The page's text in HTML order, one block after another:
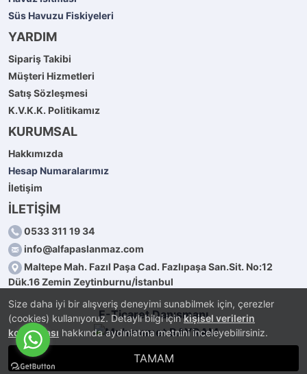
Size daha iyi bir alışveriş deneyimi sunabilmek için, çerezler
(cookies) kullanıyoruz. Detaylı bilgi içinkişisel verilerin
korunması hakkında aydınlatma metnini inceleyebilirsiniz.
TAMAM
Süs Havuzu Fiskiyeleri
YARDIM
Sipariş Takibi
Müşteri Hizmetleri
Satış Sözleşmesi
K.V.K.K. Politikamız
KURUMSAL
Hakkımızda
Hesap Numaralarımız
İletişim
İLETİŞİM
0533 311 19 34
info@alfapaslanmaz.com
Maltepe Mah. Fazıl Paşa Cad. Fazlıpaşa San.Sit. No:12
Dük.16 Zemin Zeytinburnu/İstanbul
E-Ticaret Danışmanı
PlatinMarket E-Ticaret Sistemi